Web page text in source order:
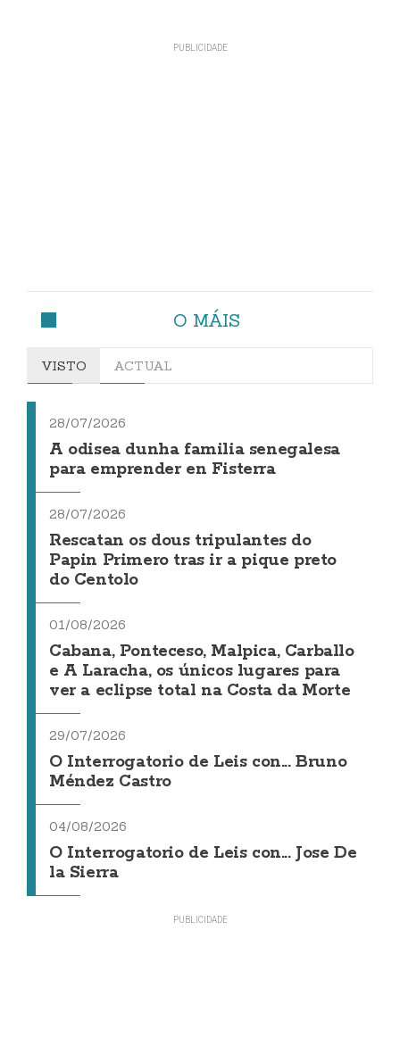
O MÁIS
VISTO ACTUAL
28/07/2026
A odisea dunha familia senegalesa
para emprender en Fisterra
28/07/2026
Rescatan os dous tripulantes do
Papin Primero tras ir a pique preto
do Centolo
01/08/2026
Cabana, Ponteceso, Malpica, Carballo
e A Laracha, os únicos lugares para
ver a eclipse total na Costa da Morte
29/07/2026
O Interrogatorio de Leis con... Bruno
Méndez Castro
04/08/2026
O Interrogatorio de Leis con... Jose De
la Sierra